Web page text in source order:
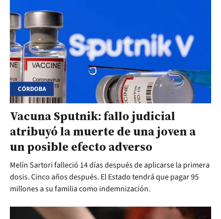
CÓRDOBA
Vacuna Sputnik: fallo judicial
atribuyó la muerte de una joven a
un posible efecto adverso
Melín Sartori falleció 14 días después de aplicarse la primera
dosis. Cinco años después. El Estado tendrá que pagar 95
millones a su familia como indemnización.